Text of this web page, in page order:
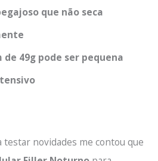
que não seca
de 49g pode ser pequena
testar novidades me contou que